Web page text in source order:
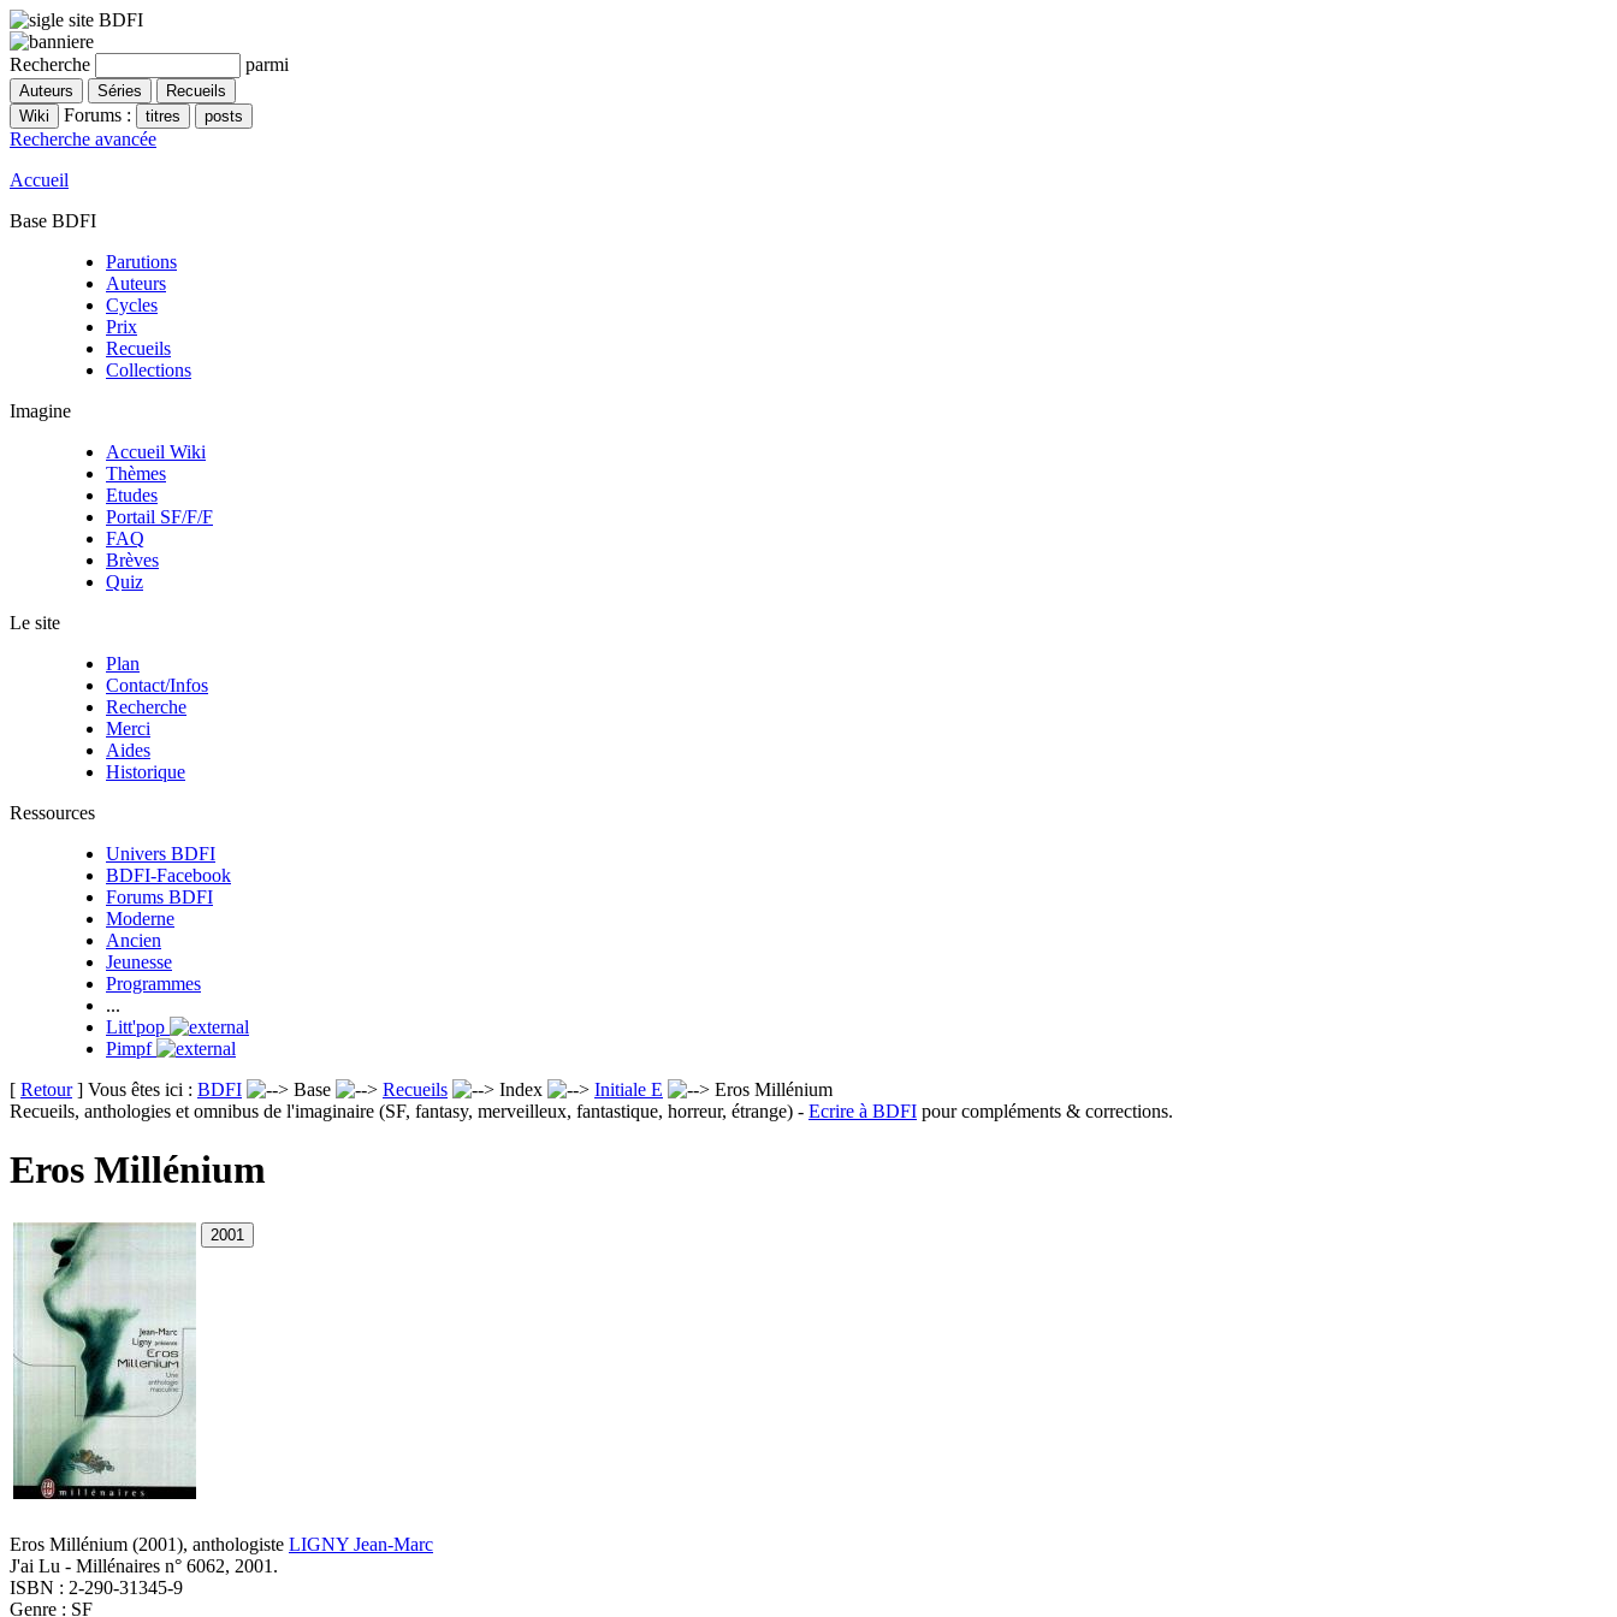
Recherche parmi
Forums :
Recherche avancée
Accueil
Base BDFI
Parutions
Auteurs
Cycles
Prix
Recueils
Collections
Imagine
Accueil Wiki
Thèmes
Etudes
Portail SF/F/F
FAQ
Brèves
Quiz
Le site
Plan
Contact/Infos
Recherche
Merci
Aides
Historique
Ressources
Univers BDFI
BDFI-Facebook
Forums BDFI
Moderne
Ancien
Jeunesse
Programmes
...
Litt'pop
Pimpf
[ Retour] Vous êtes ici : BDFI Base Recueils Index Initiale E
Eros Millénium
Recueils, anthologies et omnibus de l'imaginaire (SF, fantasy, merveilleux, fantastique, horreur, étrange) - Ecrire à BDFI pour compléments & corrections.
Eros Millénium
Eros Millénium (2001), anthologiste LIGNY Jean-Marc
J'ai Lu - Millénaires n° 6062, 2001.
ISBN : 2-290-31345-9
Genre : SF